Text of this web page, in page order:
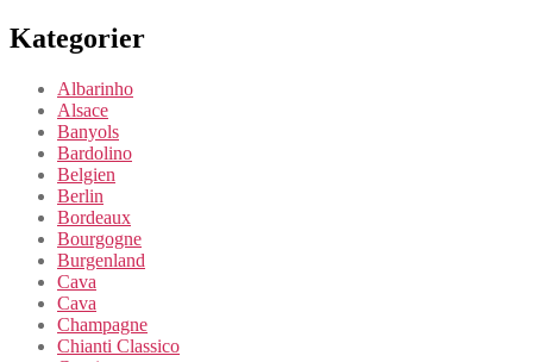
Kategorier
Albarinho
Alsace
Banyols
Bardolino
Belgien
Berlin
Bordeaux
Bourgogne
Burgenland
Cava
Cava
Champagne
Chianti Classico